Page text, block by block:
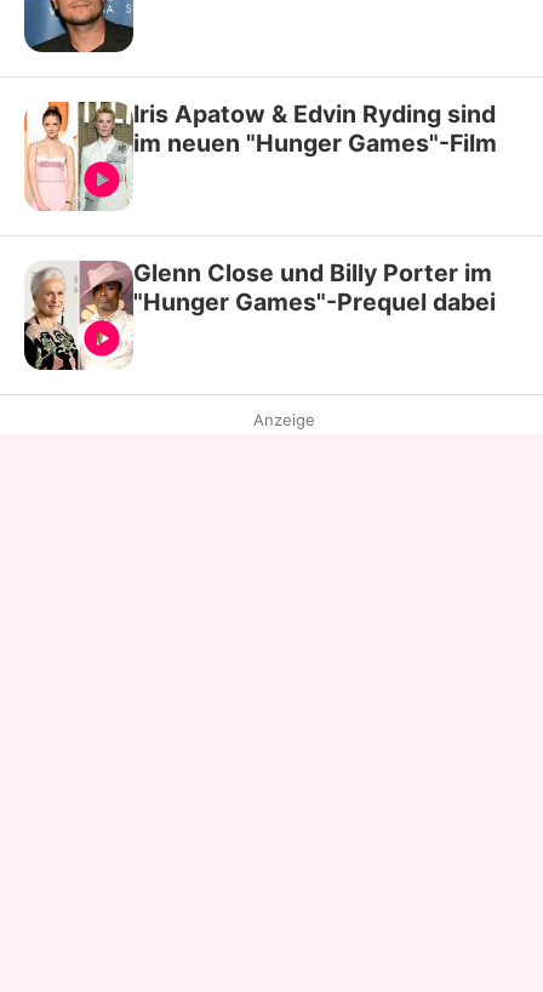
Iris Apatow & Edvin Ryding sind
im neuen "Hunger Games"-Film
Glenn Close und Billy Porter im
"Hunger Games"-Prequel dabei
Anzeige